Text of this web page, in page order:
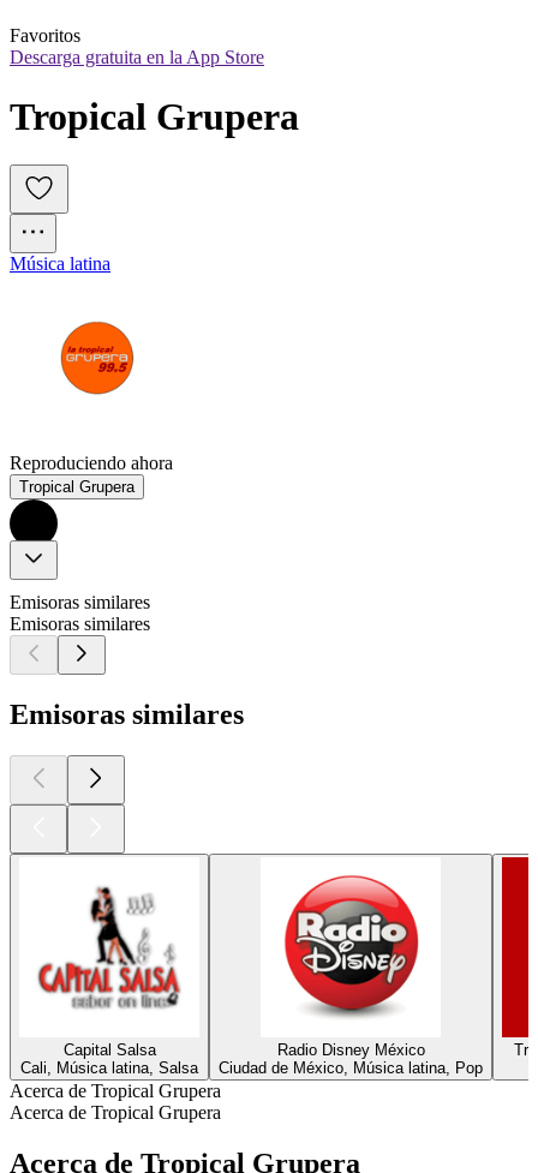
Favoritos
Descarga gratuita en la App Store
Tropical Grupera
Música latina
Reproduciendo ahora
Tropical Grupera
Emisoras similares
Emisoras similares
Emisoras similares
Capital Salsa
Cali, Música latina, Salsa
Radio Disney México
Ciudad de México, Música latina, Pop
Acerca de Tropical Grupera
Acerca de Tropical Grupera
Acerca de Tropical Grupera